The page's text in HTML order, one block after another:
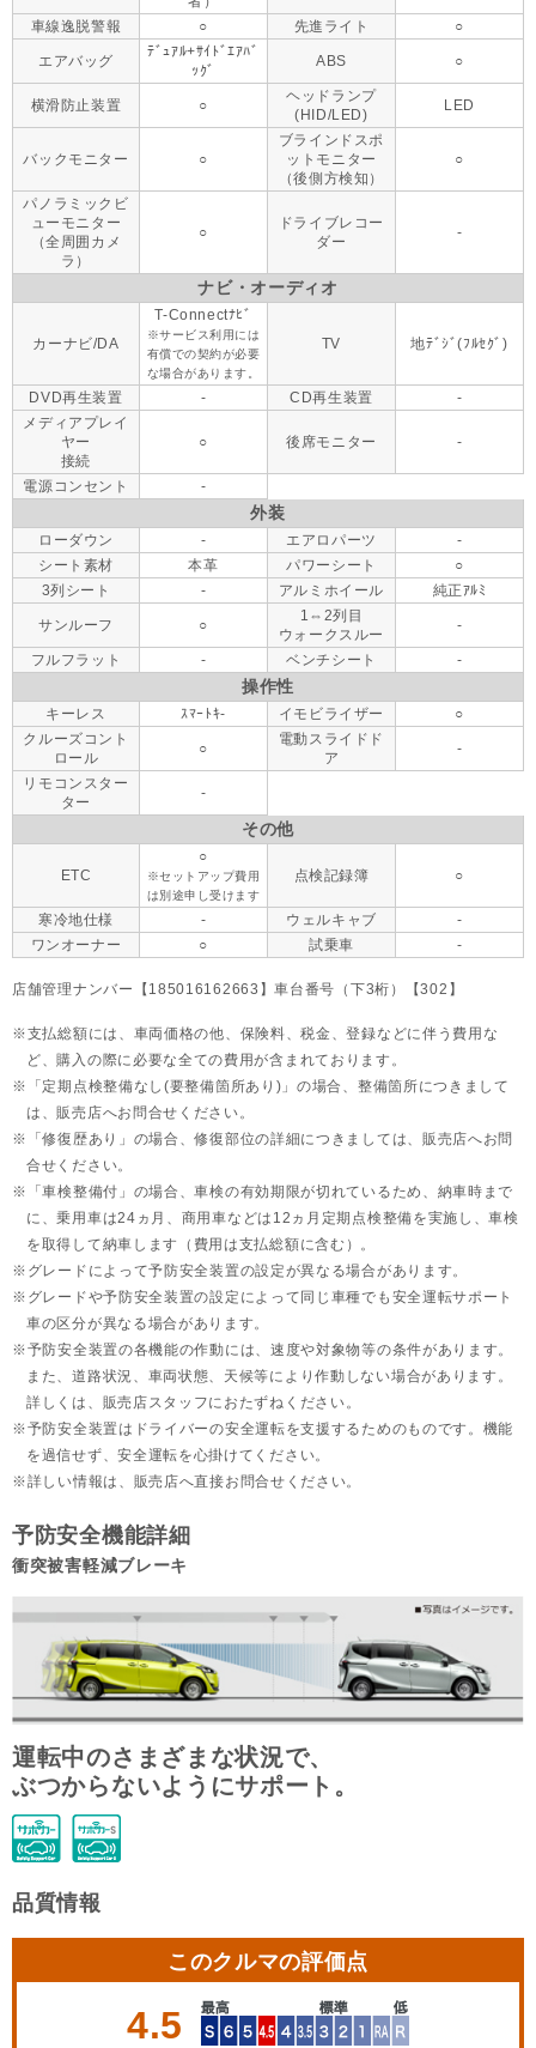
車線逸脱警報
○ 先進ライト ○
エアバッグ
ﾃﾞｭｱﾙ+ｻｲﾄﾞｴｱﾊﾞ
ｯｸﾞ
ABS ○
横滑防止装置 ○
ヘッドランプ
(HID/LED)
LED
バックモニター ○
ブラインドスポ
ットモニター
（後側方検知）
○
パノラミックビ
ューモニター
（全周囲カメ
ラ）
○
ドライブレコー
ダー
-
ナビ・オーディオ
カーナビ/DA
T-Connectﾅﾋﾞ
※サービス利用には
有償での契約が必要
な場合があります。
TV 地ﾃﾞｼﾞ(ﾌﾙｾｸﾞ)
DVD再生装置 - CD再生装置
-
メディアプレイ
ヤー
接続
○ 後席モニター -
電源コンセント -
外装
ローダウン - エアロパーツ
-
シート素材
本革 パワーシート
○
3列シート
- アルミホイール 純正ｱﾙﾐ
サンルーフ ○
1⇔2列目
ウォークスルー
-
フルフラット - ベンチシート -
操作性
キーレス ｽﾏｰﾄｷ- イモビライザー
○
クルーズコント
ロール
○
電動スライドド
ア
-
リモコンスター
ター
-
その他
ETC
○
※セットアップ費用
は別途申し受けます
点検記録簿 ○
寒冷地仕様 - ウェルキャブ
-
ワンオーナー
○ 試乗車 -
店舗管理ナンバー【185016162663】車台番号（下3桁）【302】
支払総額には、車両価格の他、保険料、税金、登録などに伴う費用な
ど、購入の際に必要な全ての費用が含まれております。
「定期点検整備なし(要整備箇所あり)」の場合、整備箇所につきまして
は、販売店へお問合せください。
「修復歴あり」の場合、修復部位の詳細につきましては、販売店へお問
合せください。
「車検整備付」の場合、車検の有効期限が切れているため、納車時まで
に、乗用車は24ヵ月、 商用車などは12ヵ月定期点検整備を実施し、車検
を取得して納車します（費用は支払総額に含む）。
グレードによって予防安全装置の設定が異なる場合があります。
グレードや予防安全装置の設定によって同じ車種でも安全運転サポート
車の区分が異なる場合があります。
予防安全装置の各機能の作動には、速度や対象物等の条件があります。
また、道路状況、車両状態、天候等により作動しない場合があります。
詳しくは、販売店スタッフにおたずねください。
予防安全装置はドライバーの安全運転を支援するためのものです。機能
を過信せず、安全運転を心掛けてください。
詳しい情報は、販売店へ直接お問合せください。
予防安全機能詳細
衝突被害軽減ブレーキ
運転中のさまざまな状況で、
ぶつからないようにサポート。
品質情報
このクルマの評価点
4.5